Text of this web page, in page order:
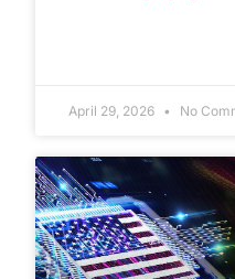
April 29, 2026 No